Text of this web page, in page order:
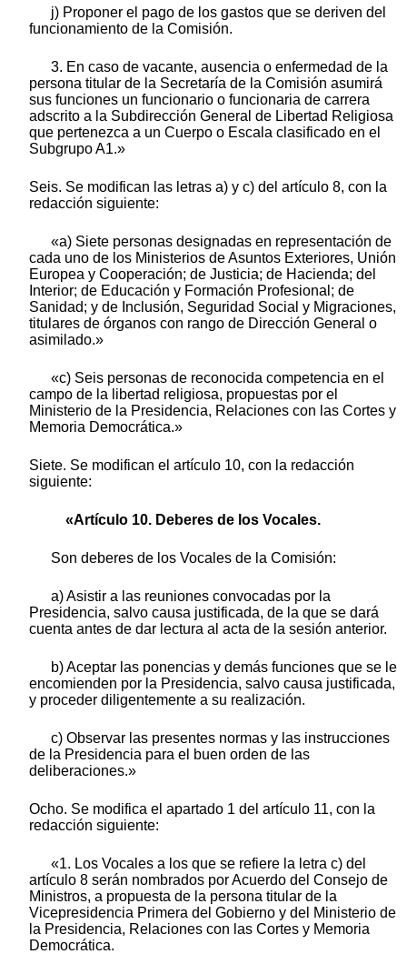
j) Proponer el pago de los gastos que se deriven del
funcionamiento de la Comisión.
3. En caso de vacante, ausencia o enfermedad de la
persona titular de la Secretaría de la Comisión asumirá
sus funciones un funcionario o funcionaria de carrera
adscrito a la Subdirección General de Libertad Religiosa
que pertenezca a un Cuerpo o Escala clasificado en el
Subgrupo A1.»
Seis. Se modifican las letras a) y c) del artículo 8, con la
redacción siguiente:
«a) Siete personas designadas en representación de
cada uno de los Ministerios de Asuntos Exteriores, Unión
Europea y Cooperación; de Justicia; de Hacienda; del
Interior; de Educación y Formación Profesional; de
Sanidad; y de Inclusión, Seguridad Social y Migraciones,
titulares de órganos con rango de Dirección General o
asimilado.»
«c) Seis personas de reconocida competencia en el
campo de la libertad religiosa, propuestas por el
Ministerio de la Presidencia, Relaciones con las Cortes y
Memoria Democrática.»
Siete. Se modifican el artículo 10, con la redacción
siguiente:
«Artículo 10. Deberes de los Vocales.
Son deberes de los Vocales de la Comisión:
a) Asistir a las reuniones convocadas por la
Presidencia, salvo causa justificada, de la que se dará
cuenta antes de dar lectura al acta de la sesión anterior.
b) Aceptar las ponencias y demás funciones que se le
encomienden por la Presidencia, salvo causa justificada,
y proceder diligentemente a su realización.
c) Observar las presentes normas y las instrucciones
de la Presidencia para el buen orden de las
deliberaciones.»
Ocho. Se modifica el apartado 1 del artículo 11, con la
redacción siguiente:
«1. Los Vocales a los que se refiere la letra c) del
artículo 8 serán nombrados por Acuerdo del Consejo de
Ministros, a propuesta de la persona titular de la
Vicepresidencia Primera del Gobierno y del Ministerio de
la Presidencia, Relaciones con las Cortes y Memoria
Democrática.